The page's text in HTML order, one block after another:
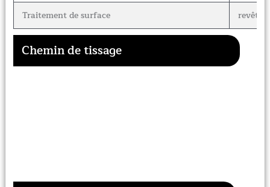
Traitement de surface
Chemin de tissage